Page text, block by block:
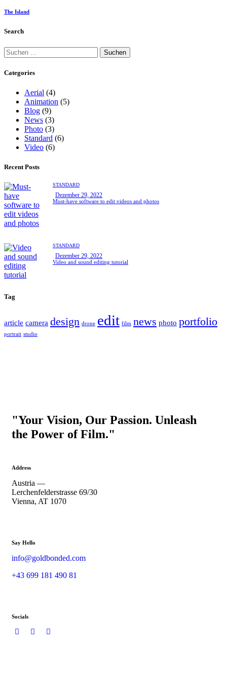
The Island
Search
Categories
Aerial (4)
Animation (5)
Blog (9)
News (3)
Photo (3)
Standard (6)
Video (6)
Recent Posts
STANDARD
Dezember 29, 2022
Must-have software to edit videos and photos
STANDARD
Dezember 29, 2022
Video and sound editing tutorial
Tag
article camera design drone edit film news photo portfolio
portrait studio
"Your Vision, Our Passion. Unleash
the Power of Film."
Address
Austria —
Lerchenfelderstrasse 69/30
Vienna, AT 1070
Say Hello
info@goldbonded.com
+43 699 181 490 81
Socials